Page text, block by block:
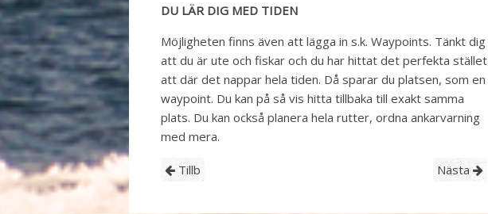
DU LÄR DIG MED TIDEN
Möjligheten finns även att lägga in s.k. Waypoints. Tänkt dig
att du är ute och fiskar och du har hittat det perfekta stället
att där det nappar hela tiden. Då sparar du platsen, som en
waypoint. Du kan på så vis hitta tillbaka till exakt samma
plats. Du kan också planera hela rutter, ordna ankarvarning
med mera.
Tillb Nästa